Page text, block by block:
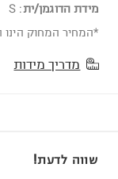
מידת הדוגמן/ית:
S
*המחיר המחוק
מדריך מידות
שווה לדעת!